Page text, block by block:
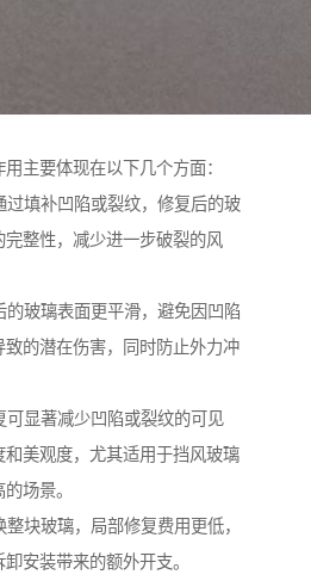
主要体现在以下几个方面：
过填补凹陷或裂纹，修复后的玻
整性，减少进一步破裂的风
的玻璃表面更平滑，避免因凹陷
的潜在伤害，同时防止外力冲
可显著减少凹陷或裂纹的可见
美观度，尤其适用于挡风玻璃
场景。
块玻璃，局部修复费用更低，
安装带来的额外开支。